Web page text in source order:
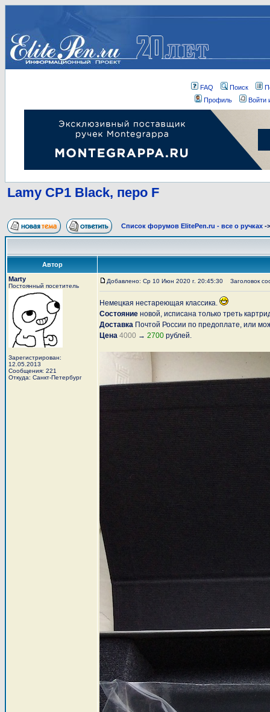
FAQ Поиск
Профиль
Войти
Lamy CP1 Black, перо F
Список форумов ElitePen.ru - все о ручках -
Автор
Marty
Постоянный посетитель
Зарегистрирован:
12.05.2013
Сообщения: 221
Откуда: Санкт-Петербург
Добавлено: Ср 10 Июн 2020 г. 20:45:30 Заголовок
Немецкая нестареющая классика.
Состояние новой, исписана только треть
Доставка Почтой России по предоплате, или
Цена 4000 → 2700 рублей.